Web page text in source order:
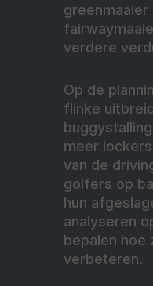
greenmaaier
verdere
Op de
flinke
meer
van de
golfers op
hun
analyseren
bepalen hoe
verbeteren.